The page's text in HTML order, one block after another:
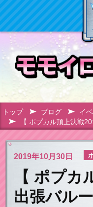
トップ ブログ イ
【 ポプカル頂上決戦
2019年10月30日
【 ポプカ
出張バル